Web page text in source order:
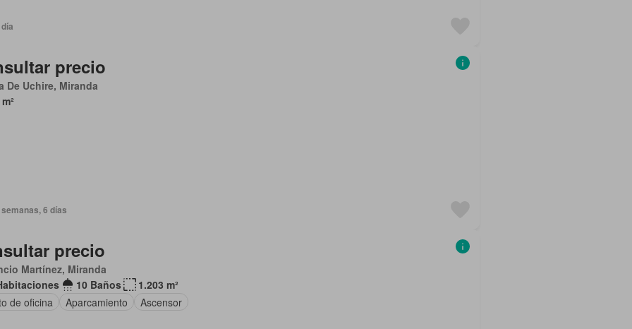
precio
De Uchire, Miranda
6 días
precio
Martínez, Miranda
10 Baños
1.203 m²
de oficina
Aparcamiento Ascensor